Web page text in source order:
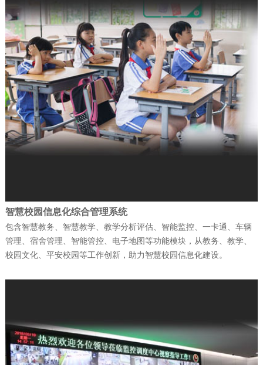
防）指挥信息化平台投入…
公司新闻| 2025-12-19
富晋天维公司介绍
公司新闻| 2025-12-15
捷报！富晋天维海军某部军舰演训信息化
公司新闻| 2025-12-15
赋能“东数西算” 筑就丝路算力底座——富
晋天维承建的新疆某…
科技赋能强军 屡创中标佳绩——深圳富晋
天维公司连续斩获多项…
智慧校园信息化综合管理系统
包含智慧教务、智慧教学、教学分析评估、智能监控、一卡通、车辆
管理、宿舍管理、智能管控、电子地图等功能模块，从教务、教学、
校园文化、平安校园等工作创新，助力智慧校园信息化建设。